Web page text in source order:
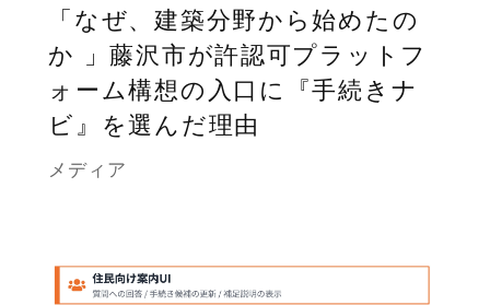
「なぜ、建築分野から始めたの
か 」藤沢市が許認可プラットフ
ォーム構想の入口に『手続きナ
ビ』を選んだ理由
メディア